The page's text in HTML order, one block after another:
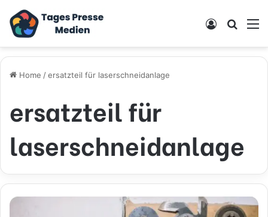
Log In
Home /ersatzteil für laserschneidanlage
ersatzteil für
laserschneidanlage